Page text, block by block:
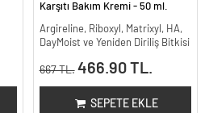
Karşıtı Bakım Kremi - 50 ml.
Argireline, Riboxyl, Matrixyl, HA,
DayMoist ve Yeniden Diriliş Bitkisi
667 TL. 466.90 TL.
SEPETE EKLE